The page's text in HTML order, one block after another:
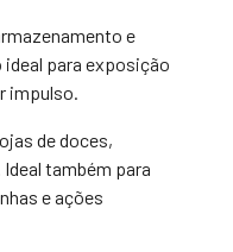
e
para exposição
impulso.
de doces,
também para
e ações